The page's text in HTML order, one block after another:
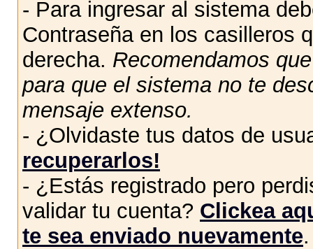
- Para ingresar al sistema
Contraseña en los casilleros
derecha. Recomendamos
para que el sistema no te
mensaje extenso.
- ¿Olvidaste tus datos de
recuperarlos!
- ¿Estás registrado pero
validar tu cuenta? Clickea
te sea enviado nuevamente.